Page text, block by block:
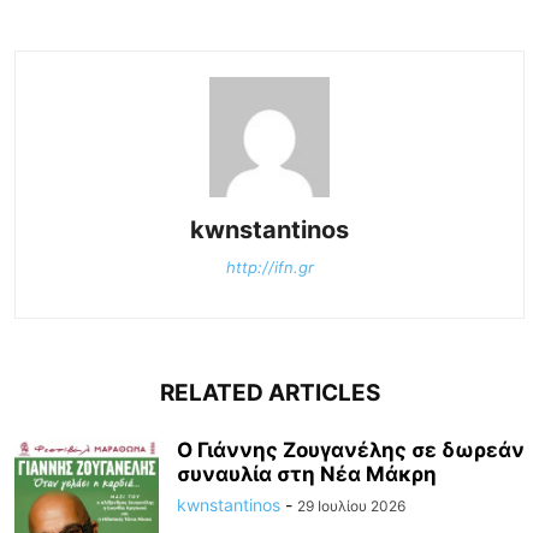
kwnstantinos
http://ifn.gr
RELATED ARTICLES
Ο Γιάννης Ζουγανέλης σε δωρεάν
συναυλία στη Νέα Μάκρη
kwnstantinos - 29 Ιουλίου 2026